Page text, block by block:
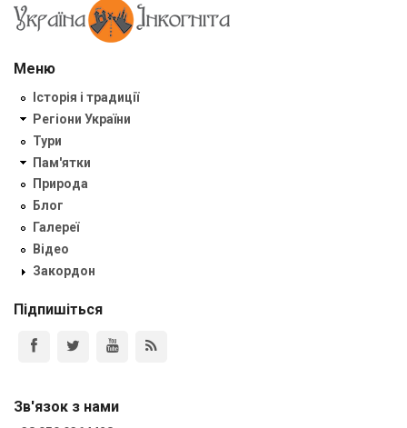
Меню
Історія і традиції
Регіони України
Тури
Пам'ятки
Природа
Блог
Галереї
Відео
Закордон
Підпишіться
Зв'язок з нами